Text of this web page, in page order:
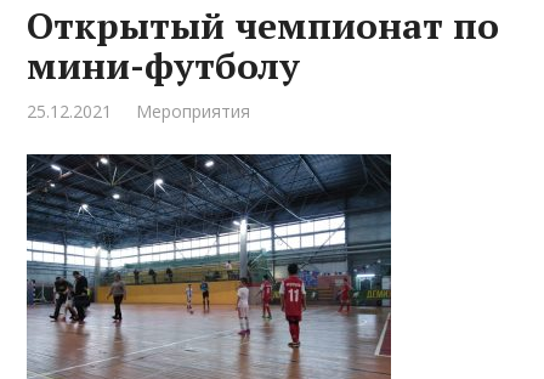
Открытый чемпионат по
мини-футболу
25.12.2021 Мероприятия